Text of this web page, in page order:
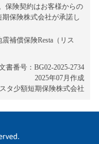
保険契約はお客様からの
保険株式会社が承諾し
補償保険Resta（リス
書番号：BG02-2025-2734
2025年07月作成
タ少額短期保険株式会社